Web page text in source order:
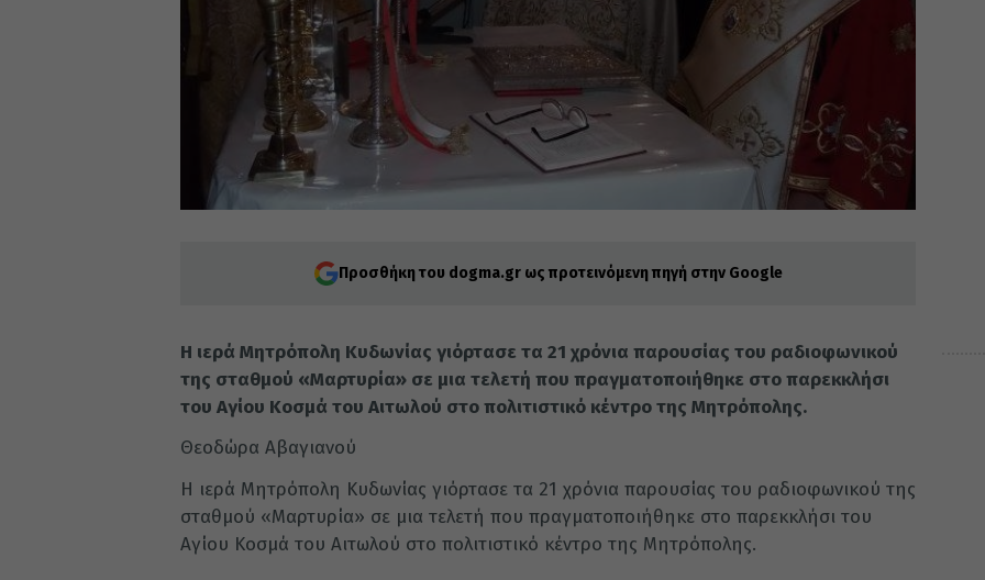
Προσθήκη του dogma.gr ως προτεινόμενη πηγή στην Google
Η ιερά Μητρόπολη Κυδωνίας γιόρτασε τα 21 χρόνια παρουσίας του ραδιοφωνικού
της σταθμού «Μαρτυρία» σε μια τελετή που πραγματοποιήθηκε στο παρεκκλήσι
του Αγίου Κοσμά του Αιτωλού στο πολιτιστικό κέντρο της Μητρόπολης.
Θεοδώρα Αβαγιανού
Η ιερά Μητρόπολη Κυδωνίας γιόρτασε τα 21 χρόνια παρουσίας του ραδιοφωνικού της
σταθμού «Μαρτυρία» σε μια τελετή που πραγματοποιήθηκε στο παρεκκλήσι του
Αγίου Κοσμά του Αιτωλού στο πολιτιστικό κέντρο της Μητρόπολης.